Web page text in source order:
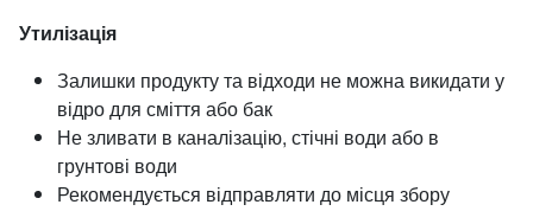
Утилізація
Залишки продукту та відходи не можна викидати у
відро для сміття або бак
Не зливати в каналізацію, стічні води або в
грунтові води
Рекомендується відправляти до місця збору